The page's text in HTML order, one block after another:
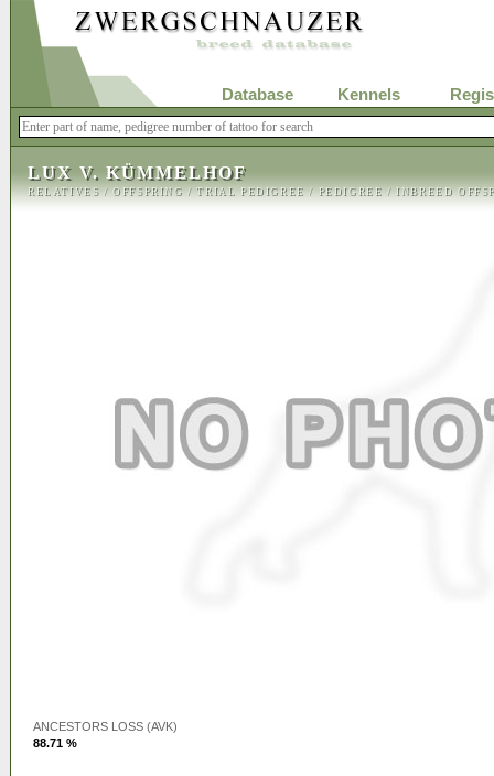
Database Kennels
LUX V. KÜMMELHOF
RELATIVES/OFFSPRING/TRIAL PEDIGREE/PEDIGREE/INBREED
ANCESTORS LOSS (AVK)
88.71 %